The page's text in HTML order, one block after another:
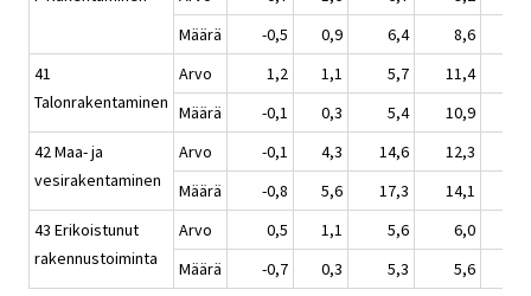
Määrä
-0,5 0,9 6,4
8,6
41
Talonrakentaminen
Arvo 1,2 1,1 5,7
11,4
Määrä
-0,1 0,3 5,4
10,9
42 Maa- ja
vesirakentaminen
Arvo -0,1 4,3 14,6
12,3
Määrä
-0,8 5,6 17,3
14,1
43 Erikoistunut
rakennustoiminta
Arvo 0,5 1,1 5,6
6,0
Määrä
-0,7 0,3 5,3 5,6